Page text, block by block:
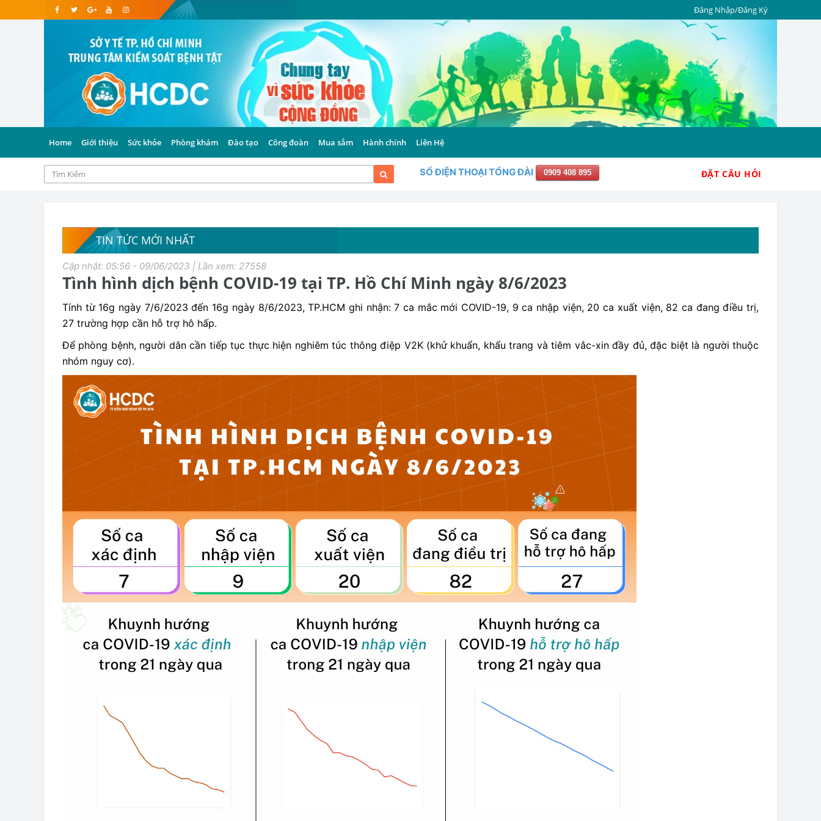
Đăng Nhập/Đăng Ký
Home Giới thiệu Sức khỏe Phòng khám Đào tạo Công đoàn Mua sắm Hành chính Liên Hệ
SỐ ĐIỆN THOẠI TỔNG ĐÀI 0909 408 895 ĐẶT CÂU HỎI
TIN TỨC MỚI NHẤT
Cập nhật: 05:56 - 09/06/2023 | Lần xem: 27558
Tình hình dịch bệnh COVID-19 tại TP. Hồ Chí Minh ngày 8/6/2023
Tính từ 16g ngày 7/6/2023 đến 16g ngày 8/6/2023, TP.HCM ghi nhận: 7 ca mắc mới COVID-19, 9 ca nhập viện, 20 ca xuất viện, 82 ca đang điều trị,
27 trường hợp cần hỗ trợ hô hấp.
Để phòng bệnh, người dân cần tiếp tục thực hiện nghiêm túc thông điệp V2K (khử khuẩn, khẩu trang và tiêm vắc-xin đầy đủ, đặc biệt là người thuộc
nhóm nguy cơ).